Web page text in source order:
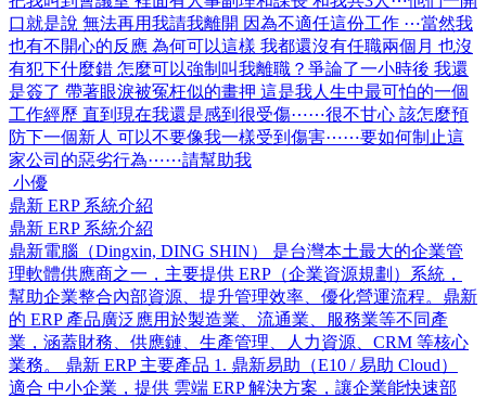
口就是說 無法再用我請我離開 因為不適任這份工作 ⋯當然我
也有不開心的反應 為何可以這樣 我都還沒有任職兩個月 也沒
有犯下什麼錯 怎麼可以強制叫我離職？爭論了一小時後 我還
是簽了 帶著眼淚被冤枉似的畫押 這是我人生中最可怕的一個
工作經歷 直到現在我還是感到很受傷⋯⋯很不甘心 該怎麼預
防下一個新人 可以不要像我一樣受到傷害⋯⋯要如何制止這
家公司的惡劣行為⋯⋯請幫助我
小優
鼎新 ERP 系統介紹
鼎新 ERP 系統介紹
鼎新電腦（Dingxin, DING SHIN） 是台灣本土最大的企業管
理軟體供應商之一，主要提供 ERP（企業資源規劃）系統，
幫助企業整合內部資源、提升管理效率、優化營運流程。鼎新
的 ERP 產品廣泛應用於製造業、流通業、服務業等不同產
業，涵蓋財務、供應鏈、生產管理、人力資源、CRM 等核心
業務。 鼎新 ERP 主要產品 1. 鼎新易助（E10 / 易助 Cloud）
適合 中小企業，提供 雲端 ERP 解決方案，讓企業能快速部